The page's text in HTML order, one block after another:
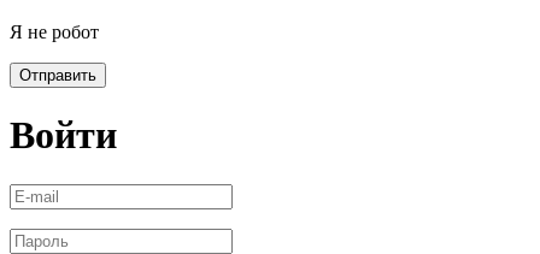
Я не робот
Отправить
Войти